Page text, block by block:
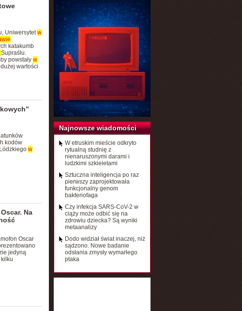
Uniwersytetw
katakumb
Supraślu.
powstały w
wartości
kodów
w
Na
Oscar
jedyną
Najnowsze wiadomości
W etruskim mieście odkryto
rytualną studnię z
nienaruszonymi darami i
ludzkimi szkieletami
Sztuczna inteligencja po raz
pierwszy zaprojektowała
funkcjonalny genom
bakteriofaga
Czy infekcja SARS-CoV-2 w
ciąży może odbić się na
zdrowiu dziecka? Są wyniki
metaanalizy
Dodo widział świat inaczej, niż
sądzono. Nowe badanie
odsłania zmysły wymarłego
ptaka